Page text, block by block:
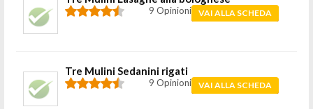
9 Opinioni VAI ALLA SCHEDA
Tre Mulini Sedanini rigati
9 Opinioni VAI ALLA SCHEDA